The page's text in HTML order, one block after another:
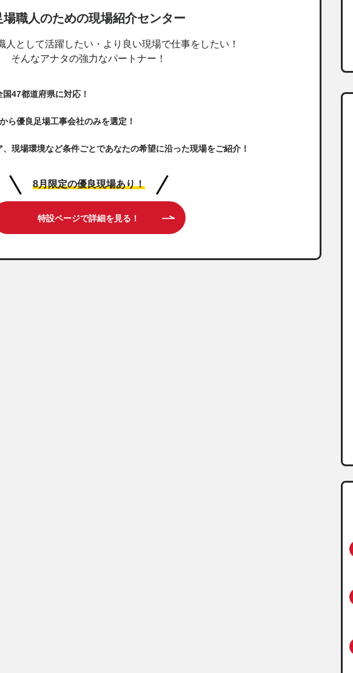
場職人のための現場紹介センター
人として活躍したい・より良い現場で仕事をしたい！
そんなアナタの強力なパートナー！
47都道府県に対応！
ら優良足場工事会社のみを選定！
現場環境など条件ごとであなたの希望に沿った現場をご紹介！
8月限定の優良現場あり！
特設ページで詳細を見る！